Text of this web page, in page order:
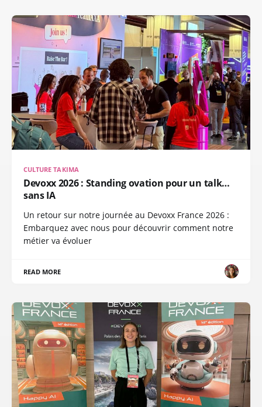
CULTURE TAKIMA
Devoxx 2026 : Standing ovation pour un talk…
sans IA
Un retour sur notre journée au Devoxx France 2026 :
Embarquez avec nous pour découvrir comment notre
métier va évoluer
READ MORE